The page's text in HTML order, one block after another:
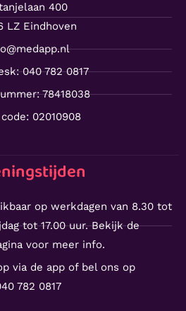
400
LZ Eindhoven
040 782 0817
78418038
02010908
op werkdagen van 8.30 tot
tot 17.00 uur. Bekijk de
voor meer info.
via de app of bel ons op
782 0817